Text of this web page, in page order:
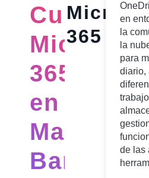
Curso
Microsoft
365
en
Madrid,
365
en
la
la
para
diario,
de las